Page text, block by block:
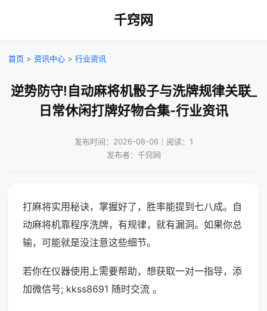
千窍网
首页 > 资讯中心 > 行业资讯
逆势防守!自动麻将机骰子与洗牌规律关联_
日常休闲打牌好物合集-行业资讯
发布时间：2026-08-06｜阅读：1
发布者：千窍网
打麻将实用秘诀，掌握好了，胜率能提到七八成。自
动麻将机靠程序洗牌，有规律，就有漏洞。如果你总
输，可能就是没注意这些细节。
若你在仪器使用上需要帮助，想获取一对一指导，添
加微信号; kkss8691 随时交流 。